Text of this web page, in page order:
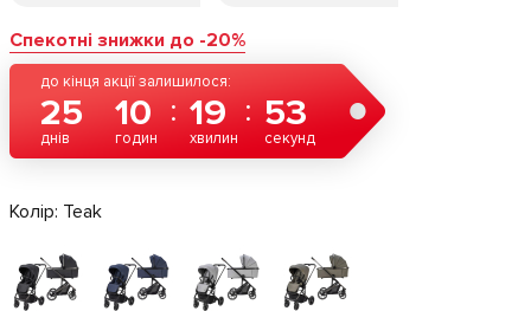
Спекотні знижки до -20%
до кінця акції залишилося:
25
днів
10
годин
19
хвилин
53
секунд
Колір: Teak